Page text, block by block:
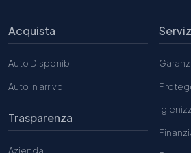
Acquista
Auto Disponibili
Auto In arrivo
Trasparenza
Azienda